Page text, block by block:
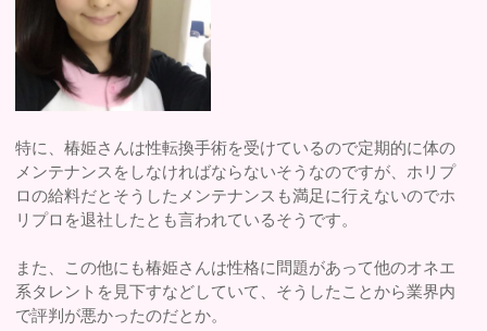
特に、椿姫さんは性転換手術を受けているので定期的に体の
メンテナンスをしなければならないそうなのですが、ホリプ
ロの給料だとそうしたメンテナンスも満足に行えないのでホ
リプロを退社したとも言われているそうです。
また、この他にも椿姫さんは性格に問題があって他のオネエ
系タレントを見下すなどしていて、そうしたことから業界内
で評判が悪かったのだとか。